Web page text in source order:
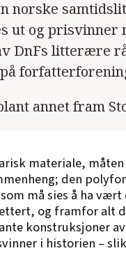
norske
ut og prisvinner
DnFs litterære
annet fram
materiale,
den
må sies å ha
og framfor alt
konstruksjoner
i historien –